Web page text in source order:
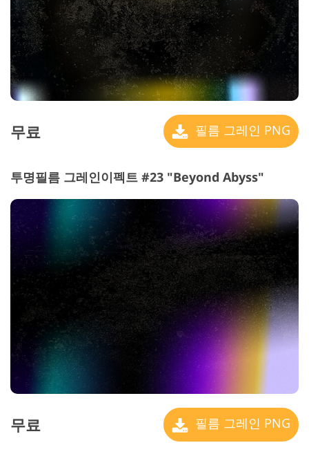
무료 필름 그레인 PNG
투명필름 그레인이펙트 #23 "Beyond Abyss"
무료 필름 그레인 PNG